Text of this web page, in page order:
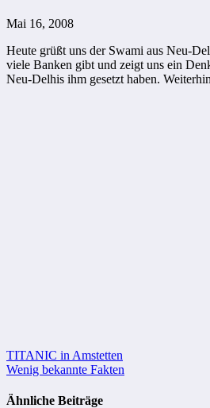
Mai 16, 2008
Heute grüßt uns der Swami aus Neu-
viele Banken gibt und zeigt uns ein
Neu-Delhis ihm gesetzt haben.
Beitragsnavigation
TITANIC in Amstetten
Wenig bekannte Fakten
Ähnliche Beiträge